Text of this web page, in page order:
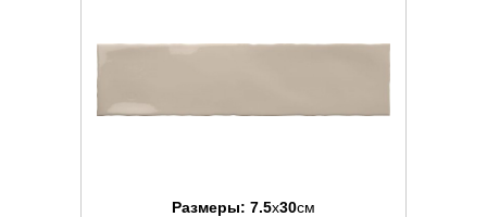
Размеры: 7.5x30см